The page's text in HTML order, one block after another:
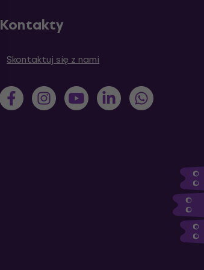
Kontakty
Skontaktuj się z nami